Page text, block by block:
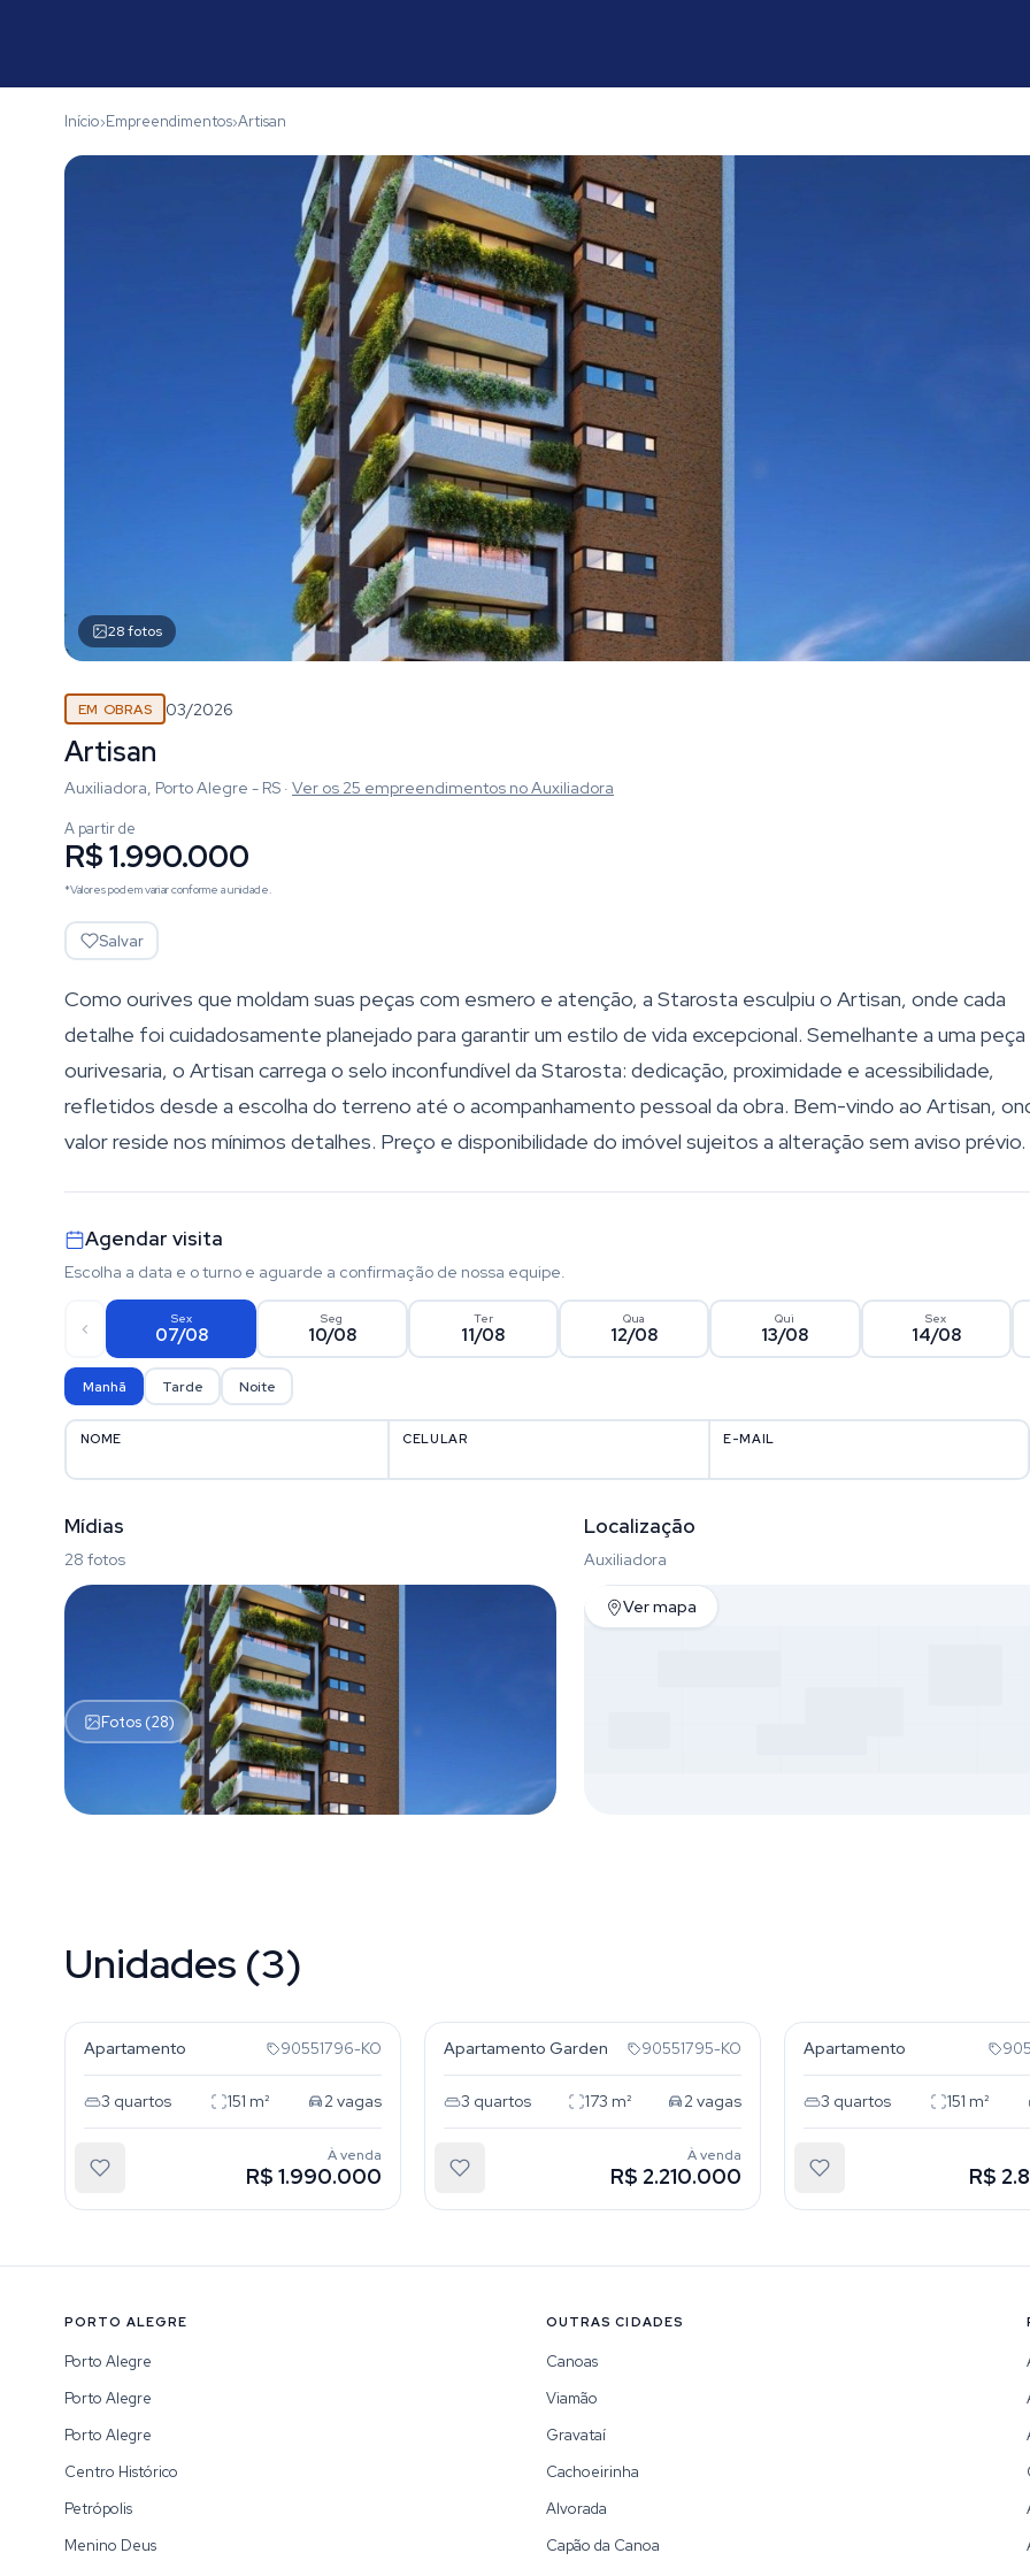
Início›Empreendimentos›Artisan
28fotos
EM OBRAS 03/2026
Artisan
Auxiliadora, Porto Alegre - RS · Ver os 25 empreendimentos no Auxiliadora
A partir de
R$ 1.990.000
*Valores podem variar conforme a unidade.
Salvar
Como ourives que moldam suas peças com esmero e atenção, a Starosta esculpiu o Artisan, onde cada
detalhe foi cuidadosamente planejado para garantir um estilo de vida excepcional. Semelhante a uma peça
ourivesaria, o Artisan carrega o selo inconfundível da Starosta: dedicação, proximidade e acessibilidade,
refletidos desde a escolha do terreno até o acompanhamento pessoal da obra. Bem-vindo ao Artisan,
valor reside nos mínimos detalhes. Preço e disponibilidade do imóvel sujeitos a alteração sem aviso prévio.
Agendar visita
Escolha a data e o turno e aguarde a confirmação de nossa equipe.
Sex
07/08
Seg
10/08
Ter
11/08
Qua
12/08
Qui
13/08
Sex
14/08
Manhã Tarde Noite
NOME CELULAR E-MAIL
Mídias
28 fotos
Fotos (28)
Localização
Auxiliadora
Ver mapa
Unidades (3)
Apartamento 90551796-KO
3 quartos 151 m² 2vagas
À venda
R$ 1.990.000
Apartamento Garden 90551795-KO
3 quartos 173 m² 2vagas
À venda
R$ 2.210.000
Apartamento
3 quartos 151 m²
R$
PORTO ALEGRE
Porto Alegre
Porto Alegre
Porto Alegre
Centro Histórico
Petrópolis
Menino Deus
OUTRAS CIDADES
Canoas
Viamão
Gravataí
Cachoeirinha
Alvorada
Capão da Canoa